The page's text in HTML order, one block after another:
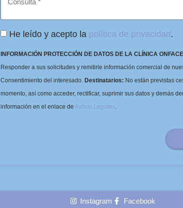
He leído y acepto la política de privacidad .
INFORMACIÓN PROTECCIÓN DE DATOS DE LA CLÍNICA
Responder a sus solicitudes y remitirle información comercial de
Consentimiento del interesado. Destinatarios: No están previstas
momento, así como acceder, rectificar, suprimir sus datos y demás
información en el enlace de Avisos Legales.
Instagram Facebook